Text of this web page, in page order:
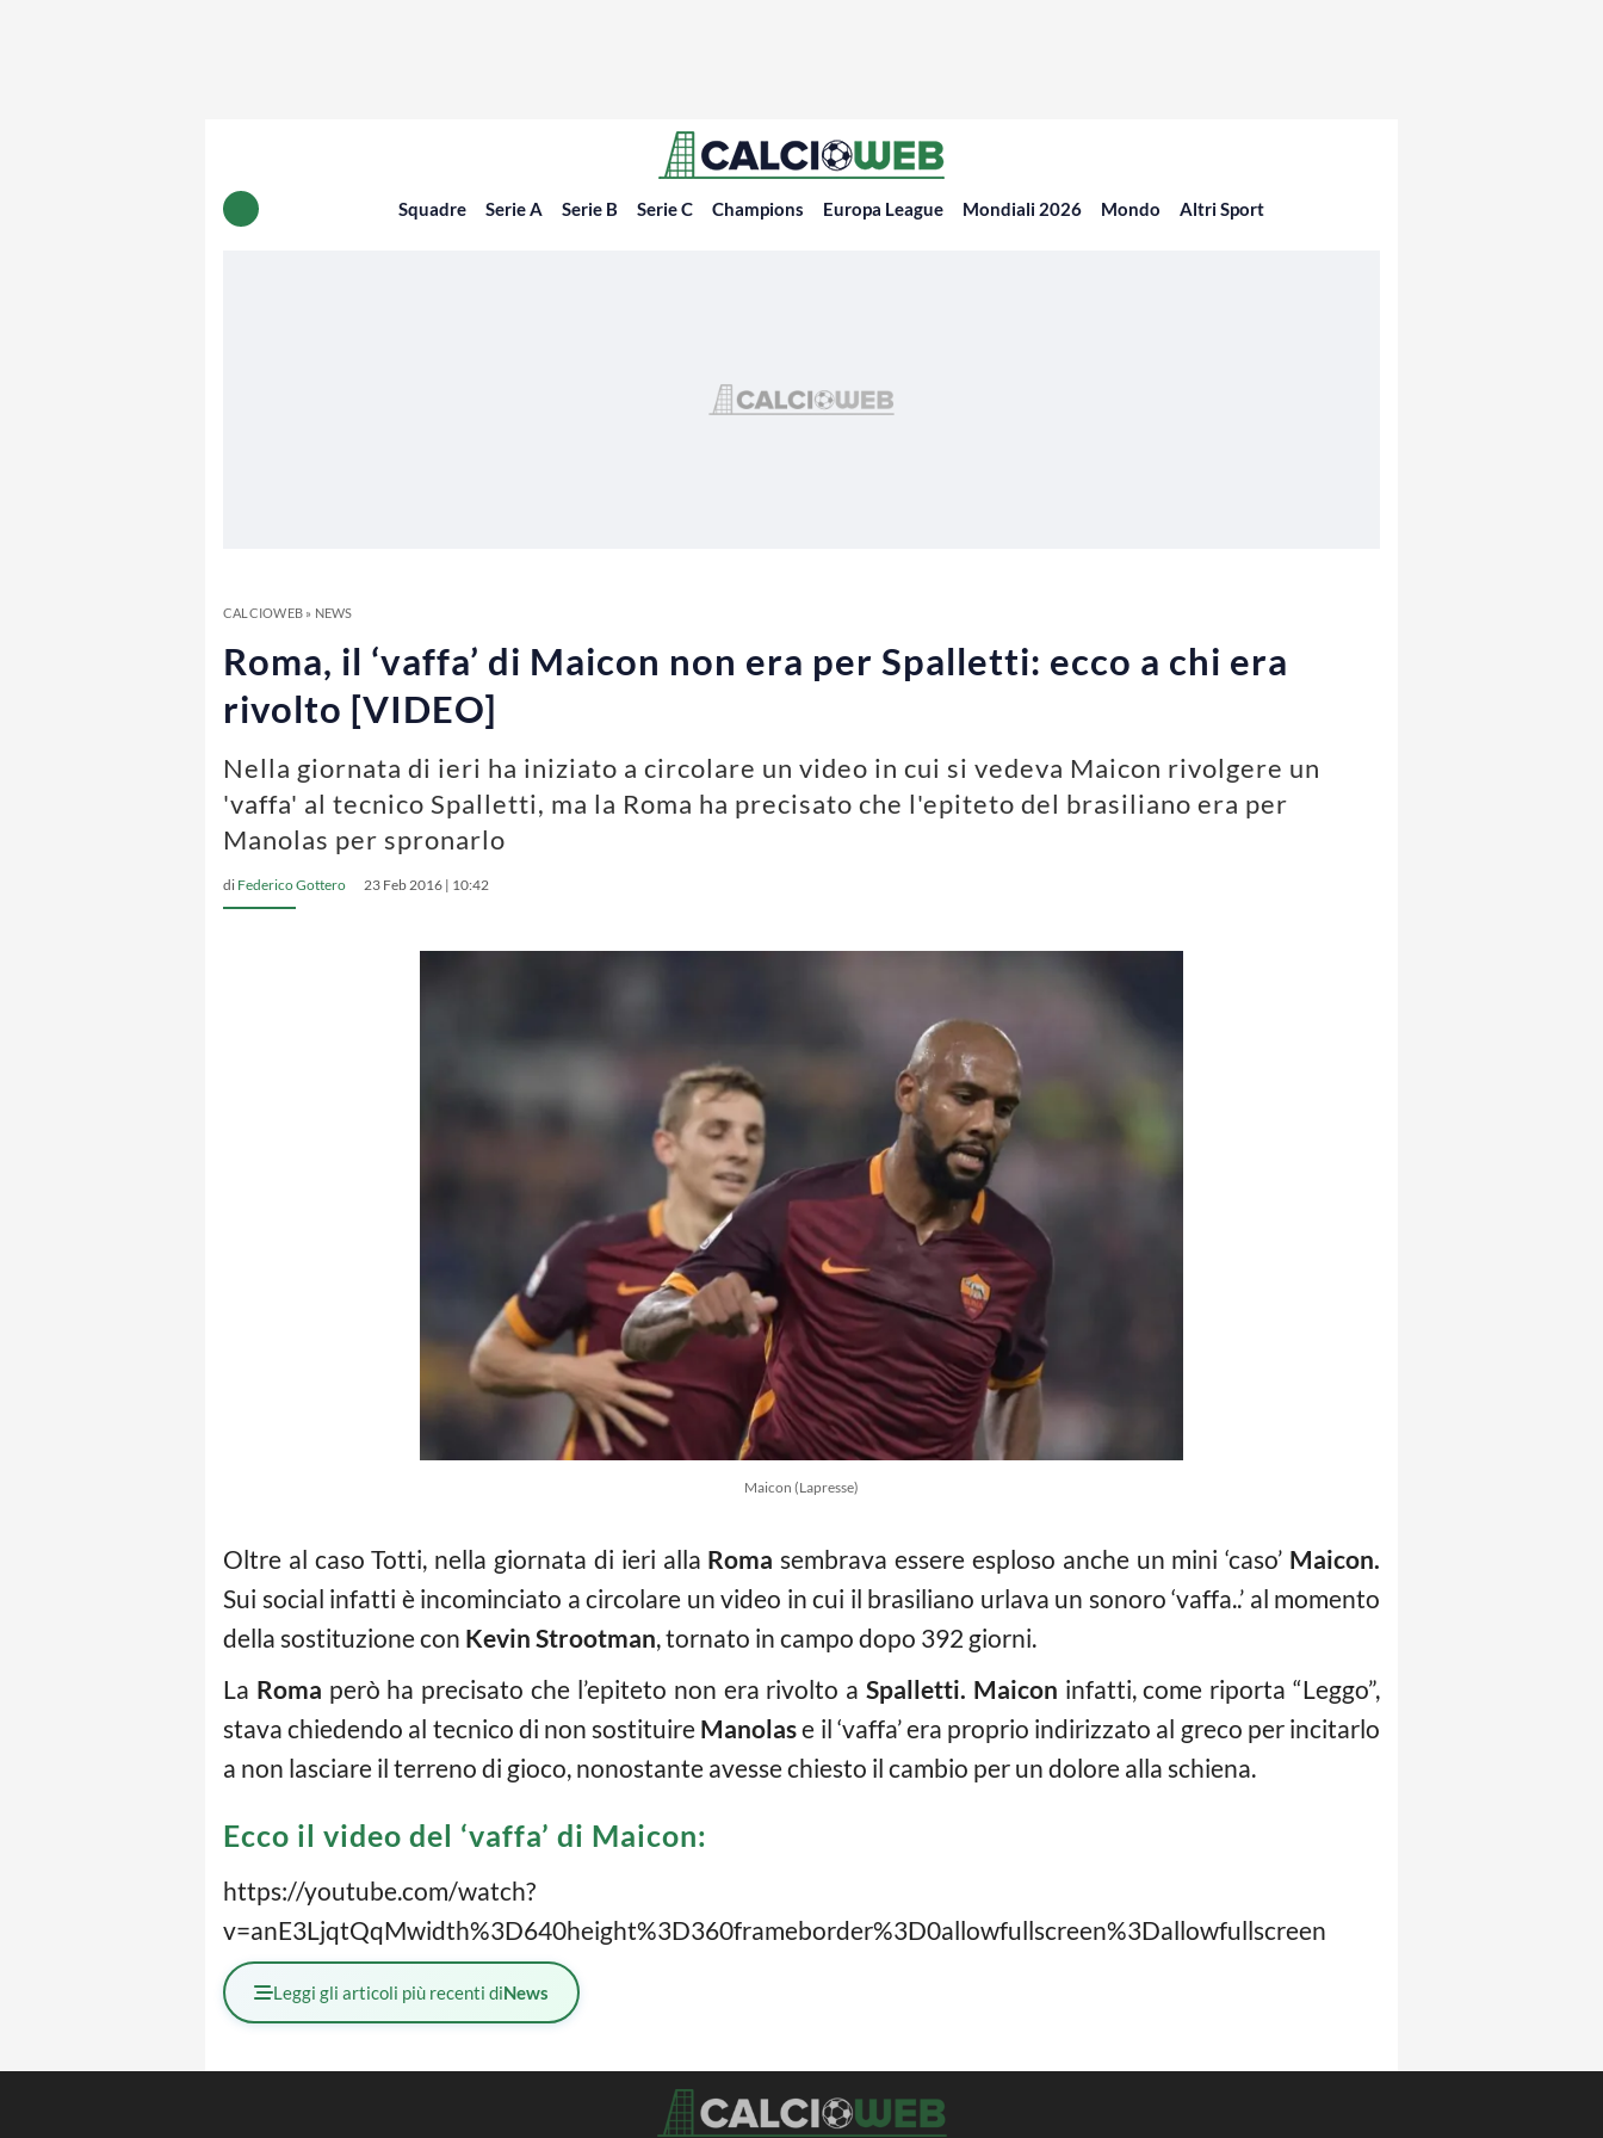
Squadre Serie A Serie B Serie C Champions Europa League Mondiali 2026 Mondo Altri Sport
CALCIOWEB» NEWS
Roma, il ‘vaffa’ di Maicon non era per Spalletti: ecco a chi era
rivolto [VIDEO]
Nella giornata di ieri ha iniziato a circolare un video in cui si vedeva Maicon rivolgere un
'vaffa' al tecnico Spalletti, ma la Roma ha precisato che l'epiteto del brasiliano era per
Manolas per spronarlo
di Federico Gottero 23 Feb 2016 | 10:42
Maicon (Lapresse)
Oltre al caso Totti, nella giornata di ieri alla Roma sembrava essere esploso anche un mini ‘caso’ Maicon.
Sui social infatti è incominciato a circolare un video in cui il brasiliano urlava un sonoro ‘vaffa..’ al momento
della sostituzione con Kevin Strootman, tornato in campo dopo 392 giorni.
La Roma però ha precisato che l’epiteto non era rivolto a Spalletti. Maicon infatti, come riporta “Leggo”,
stava chiedendo al tecnico di non sostituire Manolase il ‘vaffa’ era proprio indirizzato al greco per incitarlo
a non lasciare il terreno di gioco, nonostante avesse chiesto il cambio per un dolore alla schiena.
Ecco il video del ‘vaffa’ di Maicon:
https://youtube.com/watch?
v=anE3LjqtQqMwidth%3D640height%3D360frameborder%3D0allowfullscreen%3Dallowfullscreen
Leggi gli articoli più recenti diNews